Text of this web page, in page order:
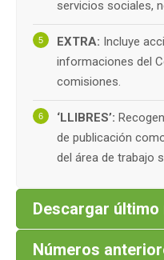
servicios sociales,
EXTRA: Incluye
informaciones del
comisiones.
‘LLIBRES’:
de publicación
del área de trabajo
Descargar último
Números